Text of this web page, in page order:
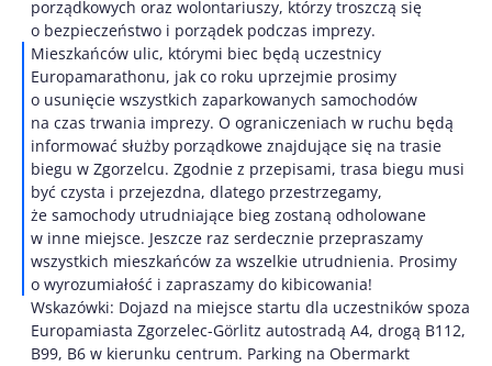
porządkowych oraz wolontariuszy, którzy troszczą się
o bezpieczeństwo i porządek podczas imprezy.
Mieszkańców ulic, którymi biec będą uczestnicy
Europamarathonu, jak co roku uprzejmie prosimy
o usunięcie wszystkich zaparkowanych samochodów
na czas trwania imprezy. O ograniczeniach w ruchu będą
informować służby porządkowe znajdujące się na trasie
biegu w Zgorzelcu. Zgodnie z przepisami, trasa biegu musi
być czysta i przejezdna, dlatego przestrzegamy,
że samochody utrudniające bieg zostaną odholowane
w inne miejsce. Jeszcze raz serdecznie przepraszamy
wszystkich mieszkańców za wszelkie utrudnienia. Prosimy
o wyrozumiałość i zapraszamy do kibicowania!
Wskazówki: Dojazd na miejsce startu dla uczestników spoza
Europamiasta Zgorzelec-Görlitz autostradą A4, drogą B112,
B99, B6 w kierunku centrum. Parking na Obermarkt